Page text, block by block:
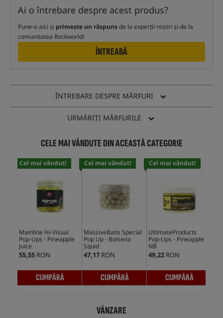
Ai o întrebare despre acest produs?
Pune-o aici și primește un răspunsde la experții noștri și de la
comunitatea Rockworld!
ÎNTREABĂ
ÎNTREBARE DESPRE MĂRFURI
URMĂRIȚI MĂRFURILE
CELE MAI VÂNDUTE DIN ACEASTĂ CATEGORIE
Cel mai vândut!
Mainline Hi-Visual
Pop-Ups - Pineapple
Juice
55,55 RON
CUMPĂRĂ
Cel mai vândut!
MassiveBaits Special
Pop Up - Bolsena
Squid
47,17 RON
CUMPĂRĂ
Cel mai vândut!
UltimateProducts
Pop-Ups - Pineapple
NB
49,22 RON
CUMPĂRĂ
VÂNZARE